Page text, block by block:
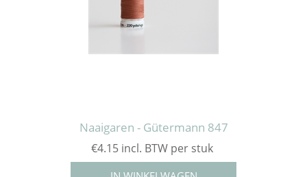
Naaigaren - Gütermann 847
€4.15 incl. BTW per stuk